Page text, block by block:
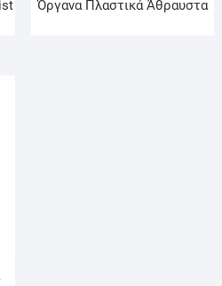
Όργανα Πλαστικά Άθραυστα